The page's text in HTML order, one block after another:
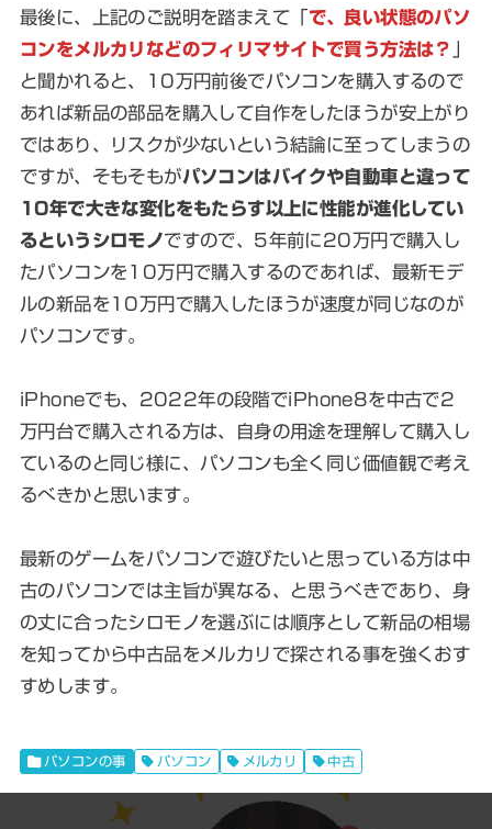
最後に、上記のご説明を踏まえて「で、良い状態のパソ
コンをメルカリなどのフィリマサイトで買う方法は？
と聞かれると、10万円前後でパソコンを購入するので
あれば新品の部品を購入して自作をしたほうが安上がり
ではあり、リスクが少ないという結論に至ってしまうの
ですが、そもそもがパソコンはバイクや自動車と違って
10年で大きな変化をもたらす以上に性能が進化してい
るというシロモノですので、5年前に20万円で購入し
たパソコンを10万円で購入するのであれば、最新モデ
ルの新品を10万円で購入したほうが速度が同じなのが
パソコンです。
iPhoneでも、2022年の段階でiPhone8を中古で2
万円台で購入される方は、自身の用途を理解して購入し
ているのと同じ様に、パソコンも全く同じ価値観で考え
るべきかと思います。
最新のゲームをパソコンで遊びたいと思っている方は中
古のパソコンでは主旨が異なる、と思うべきであり、身
の丈に合ったシロモノを選ぶには順序として新品の相場
を知ってから中古品をメルカリで探される事を強くおす
すめします。
パソコンの事 パソコン メルカリ 中古